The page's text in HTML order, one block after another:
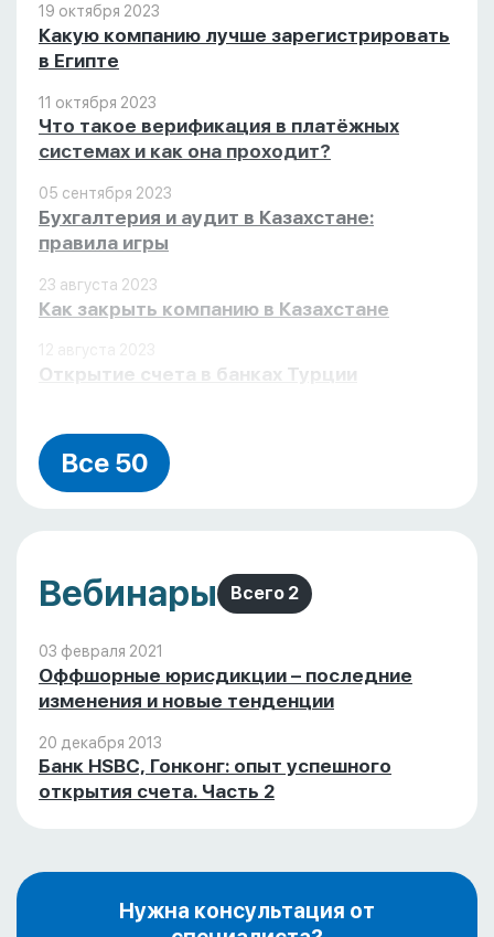
19 октября 2023
Какую компанию лучше зарегистрировать
в Египте
11 октября 2023
Что такое верификация в платёжных
системах и как она проходит?
05 сентября 2023
Бухгалтерия и аудит в Казахстане:
правила игры
23 августа 2023
Как закрыть компанию в Казахстане
Открытие счета в банках Турции
Все 50
Вебинары Всего 2
03 февраля 2021
Оффшорные юрисдикции – последние
изменения и новые тенденции
20 декабря 2013
Банк HSBC, Гонконг: опыт успешного
открытия счета. Часть 2
Нужна консультация от